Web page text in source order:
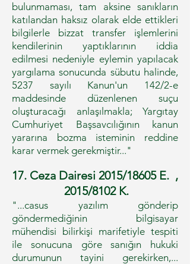
bulunmaması, tam aksine sanıkların
katılandan haksız olarak elde ettikleri
bilgilerle bizzat transfer işlemlerini
kendilerinin yaptıklarının iddia
edilmesi nedeniyle eylemin yapılacak
yargılama sonucunda sübutu halinde,
5237 sayılı Kanun'un 142/2-e
maddesinde düzenlenen suçu
oluşturacağı anlaşılmakla; Yargıtay
Cumhuriyet Başsavcılığının kanun
yararına bozma isteminin reddine
karar vermek gerekmiştir..."
17. Ceza Dairesi 2015/18605 E. ,
2015/8102 K.
"...casus yazılım gönderip
göndermediğinin bilgisayar
mühendisi bilirkişi marifetiyle tespiti
ile sonucuna göre sanığın hukuki
durumunun tayini gerekirken,...